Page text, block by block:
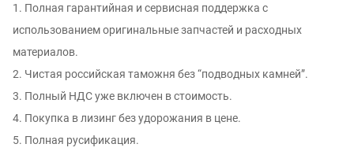
1. Полная гарантийная и сервисная поддержка с
использованием оригинальные запчастей и расходных
материалов.
2. Чистая российская таможня без “подводных камней”.
3. Полный НДС уже включен в стоимость.
4. Покупка в лизинг без удорожания в цене.
5. Полная русификация.